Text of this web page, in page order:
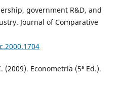
government R&D, and
Journal of Comparative
(2009). Econometría (5ª Ed.).